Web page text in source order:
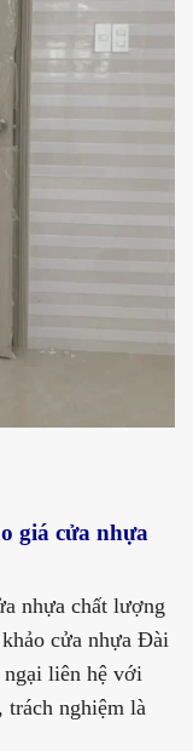
giá cửa nhựa
nhựa chất lượng
cửa nhựa Đài
ngại liên hệ với
trách nghiệm là